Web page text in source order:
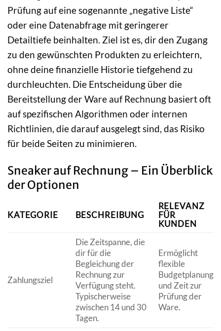
Prüfung auf eine sogenannte „negative Liste“
oder eine Datenabfrage mit geringerer
Detailtiefe beinhalten. Ziel ist es, dir den Zugang
zu den gewünschten Produkten zu erleichtern,
ohne deine finanzielle Historie tiefgehend zu
durchleuchten. Die Entscheidung über die
Bereitstellung der Ware auf Rechnung basiert oft
auf spezifischen Algorithmen oder internen
Richtlinien, die darauf ausgelegt sind, das Risiko
für beide Seiten zu minimieren.
Sneaker auf Rechnung – Ein Überblick
der Optionen
KATEGORIE BESCHREIBUNG
RELEVANZ
FÜR
KUNDEN
Zahlungsziel
Die Zeitspanne, die
dir für die
Begleichung der
Rechnung zur
Verfügung steht.
Typischerweise
zwischen 14 und 30
Tagen.
Ermöglicht
flexible
Budgetplanung
und Zeit zur
Prüfung der
Ware.